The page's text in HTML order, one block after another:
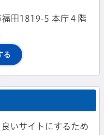
田1819-5 本庁４階
る
いサイトにするため